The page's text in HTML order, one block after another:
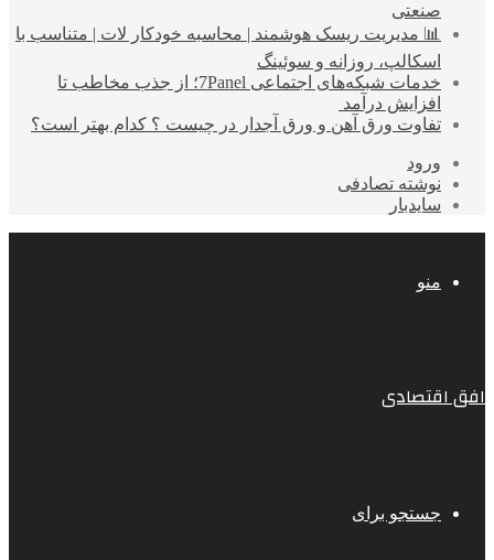
صنعتی
📊 مدیریت ریسک هوشمند | محاسبه خودکار لات | متناسب با
اسکالپ، روزانه و سوئینگ
خدمات شبکه‌های اجتماعی 7Panel؛ از جذب مخاطب تا
افزایش درآمد
تفاوت ورق آهن و ورق آجدار در چیست ؟ کدام بهتر است؟
ورود
نوشته تصادفی
سایدبار
منو
افق اقتصادی
جستجو برای